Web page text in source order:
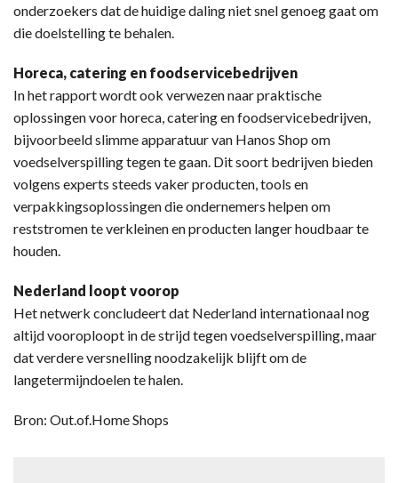
onderzoekers dat de huidige daling niet snel genoeg gaat om
die doelstelling te behalen.
Horeca, catering en foodservicebedrijven
In het rapport wordt ook verwezen naar praktische
oplossingen voor horeca, catering en foodservicebedrijven,
bijvoorbeeld slimme apparatuur van Hanos Shop om
voedselverspilling tegen te gaan. Dit soort bedrijven bieden
volgens experts steeds vaker producten, tools en
verpakkingsoplossingen die ondernemers helpen om
reststromen te verkleinen en producten langer houdbaar te
houden.
Nederland loopt voorop
Het netwerk concludeert dat Nederland internationaal nog
altijd vooroploopt in de strijd tegen voedselverspilling, maar
dat verdere versnelling noodzakelijk blijft om de
langetermijndoelen te halen.
Bron: Out.of.Home Shops